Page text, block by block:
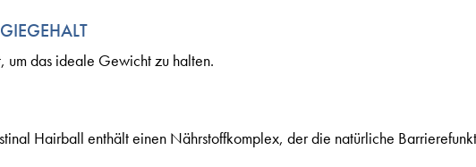
das ideale Gewicht zu halten.
Hairball enthält einen Nährstoffkomplex, der die natürliche